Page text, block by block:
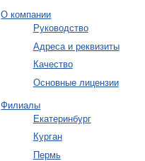
О компании
Руководство
Адреса и реквизиты
Качество
Основные лицензии
Филиалы
Екатеринбург
Курган
Пермь